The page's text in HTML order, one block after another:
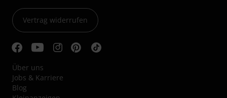
Vertrag widerrufen
Über uns
Jobs & Karriere
Blog